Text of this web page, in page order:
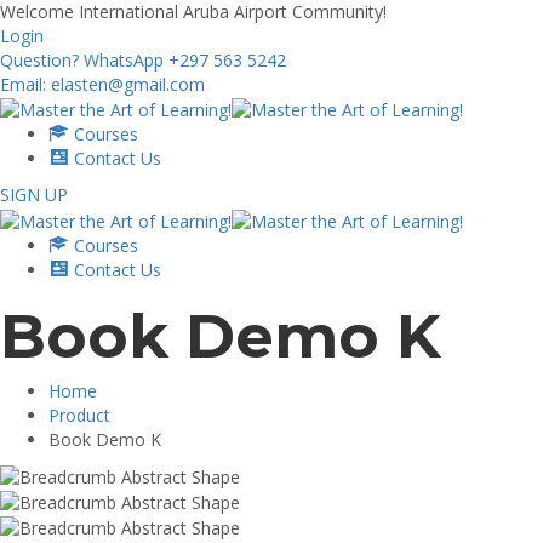
Skip
to
content
Welcome International Aruba Airport Community!
Login
Question? WhatsApp +297 563 5242
Email: elasten@gmail.com
Courses
Contact Us
SIGN UP
Courses
Contact Us
Book Demo K
Home
Product
Book Demo K